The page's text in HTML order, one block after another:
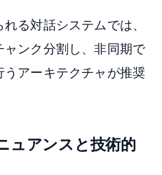
る対話システムでは、
ンク分割し、非同期で
うアーキテクチャが推奨
ュアンスと技術的